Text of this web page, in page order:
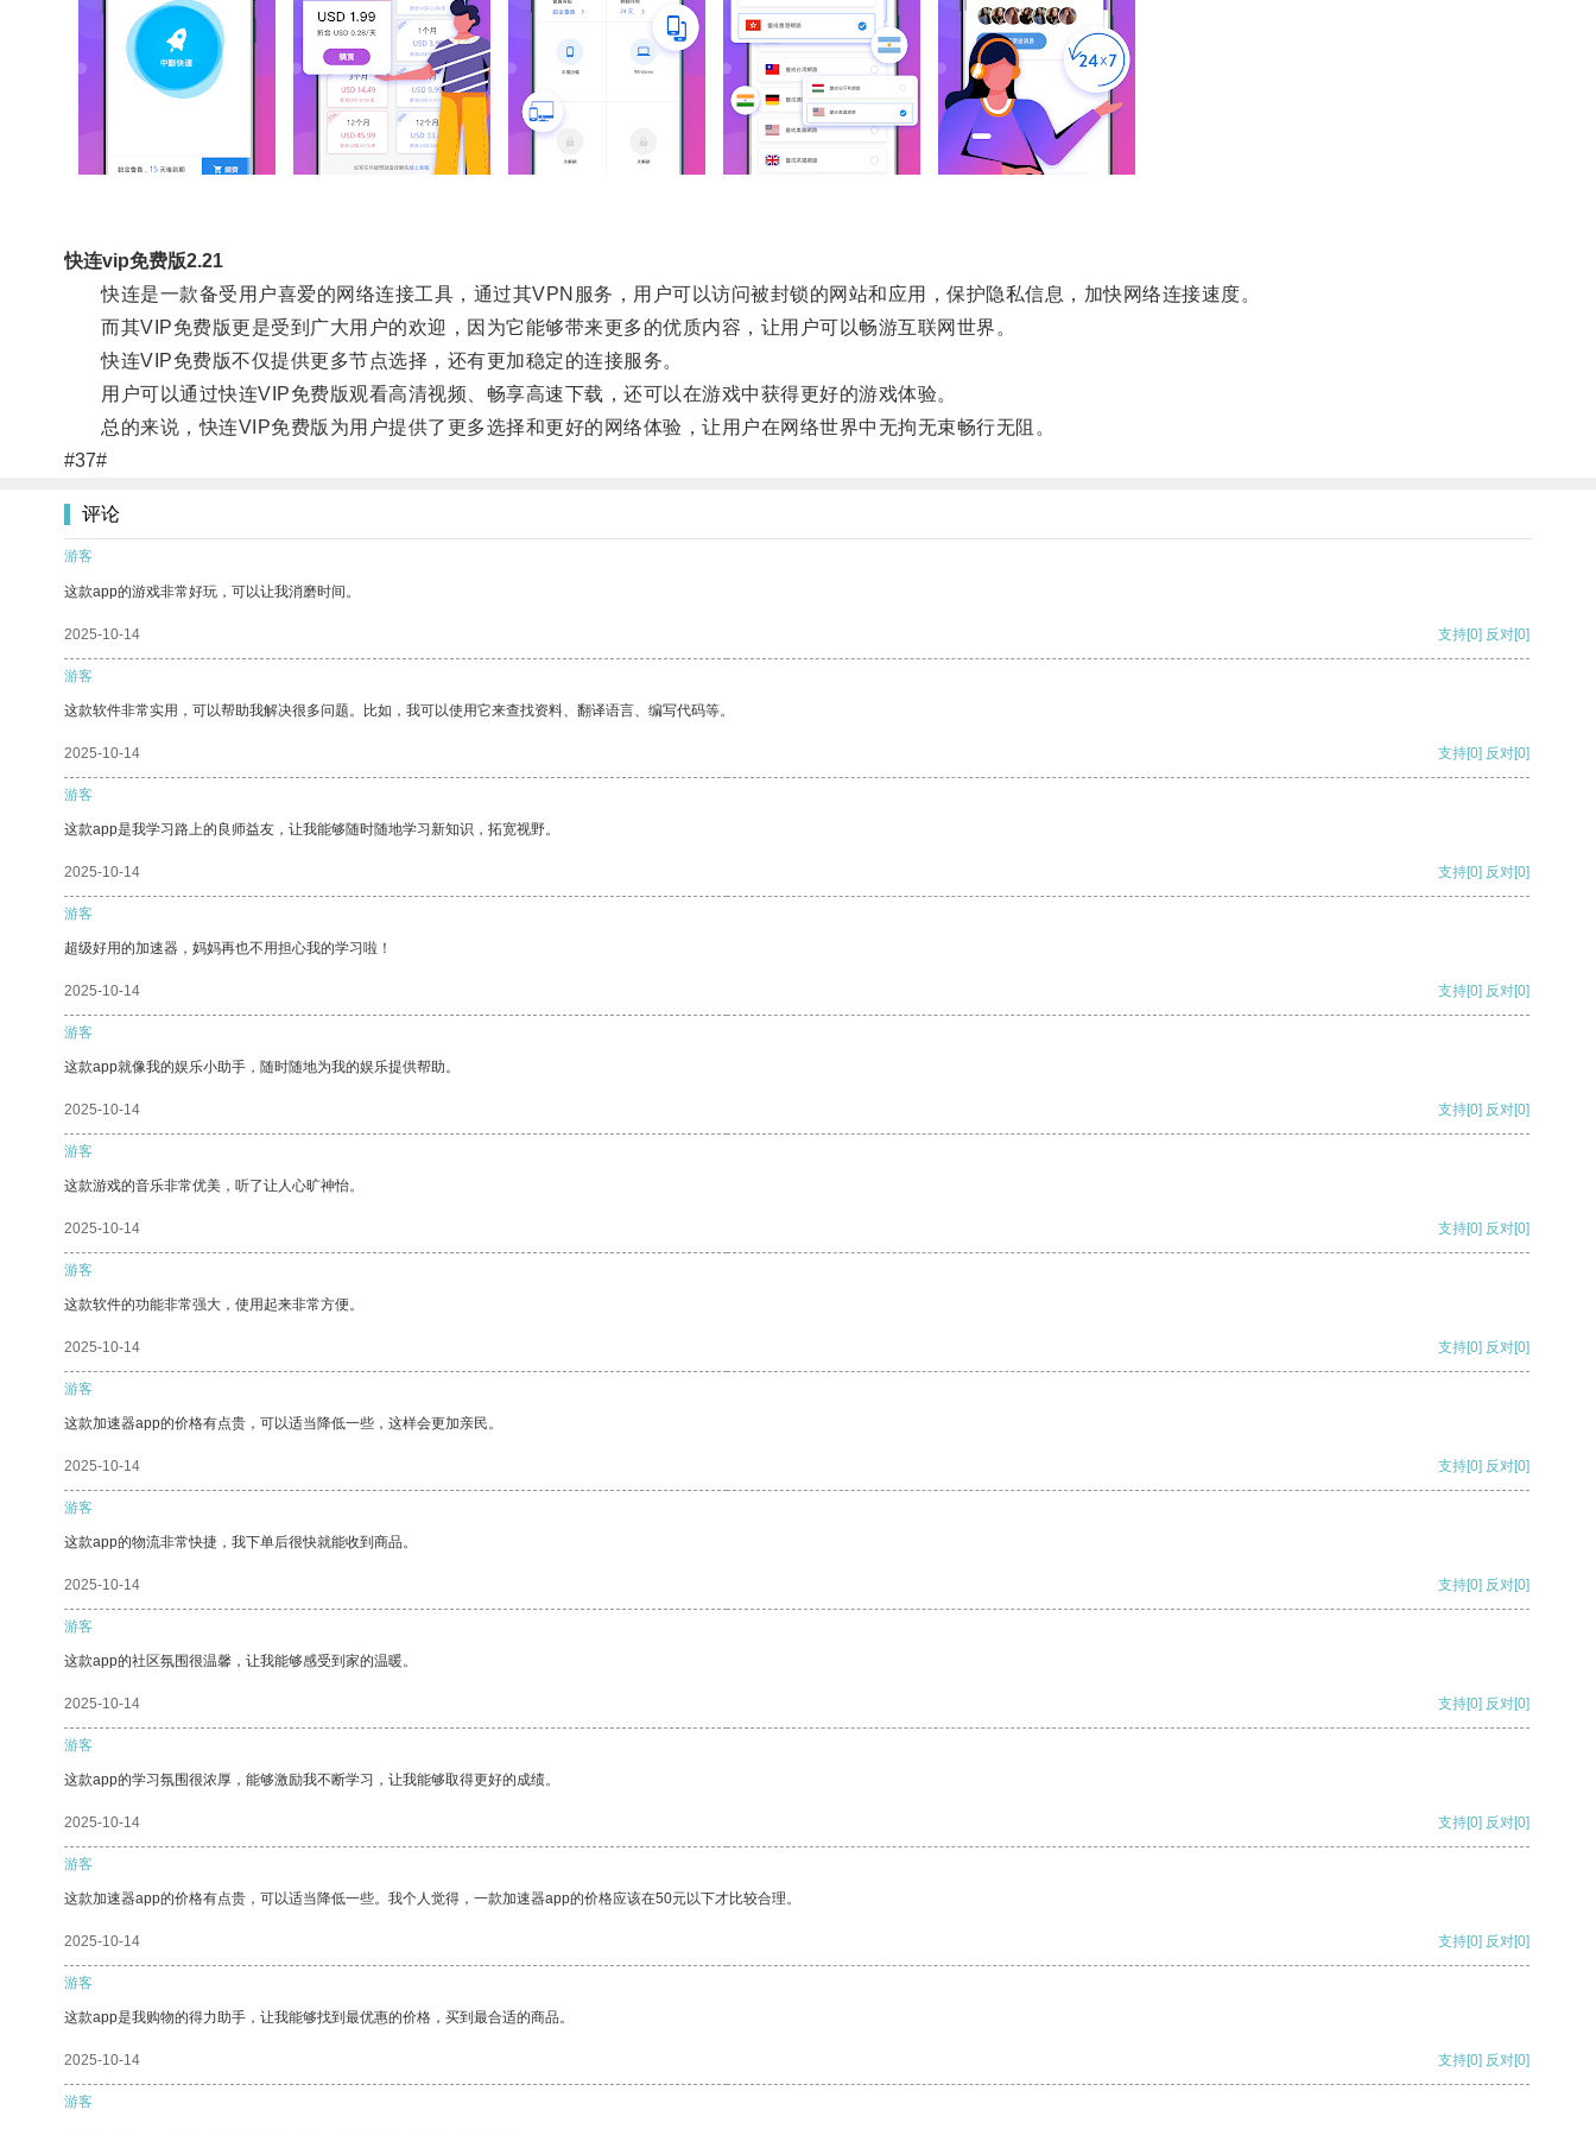
快连vip免费版2.21
快连是一款备受用户喜爱的网络连接工具，通过其VPN服务，用户可以访问被封锁的网站和应用，保护隐私信息，加快网络连接速度。
而其VIP免费版更是受到广大用户的欢迎，因为它能够带来更多的优质内容，让用户可以畅游互联网世界。
快连VIP免费版不仅提供更多节点选择，还有更加稳定的连接服务。
用户可以通过快连VIP免费版观看高清视频、畅享高速下载，还可以在游戏中获得更好的游戏体验。
总的来说，快连VIP免费版为用户提供了更多选择和更好的网络体验，让用户在网络世界中无拘无束畅行无阻。
#37#
评论
游客
这款app的游戏非常好玩，可以让我消磨时间。
2025-10-14 支持[0] 反对[0]
游客
这款软件非常实用，可以帮助我解决很多问题。比如，我可以使用它来查找资料、翻译语言、编写代码等。
2025-10-14 支持[0] 反对[0]
游客
这款app是我学习路上的良师益友，让我能够随时随地学习新知识，拓宽视野。
2025-10-14 支持[0] 反对[0]
游客
超级好用的加速器，妈妈再也不用担心我的学习啦！
2025-10-14 支持[0] 反对[0]
游客
这款app就像我的娱乐小助手，随时随地为我的娱乐提供帮助。
2025-10-14 支持[0] 反对[0]
游客
这款游戏的音乐非常优美，听了让人心旷神怡。
2025-10-14 支持[0] 反对[0]
游客
这款软件的功能非常强大，使用起来非常方便。
2025-10-14 支持[0] 反对[0]
游客
这款加速器app的价格有点贵，可以适当降低一些，这样会更加亲民。
2025-10-14 支持[0] 反对[0]
游客
这款app的物流非常快捷，我下单后很快就能收到商品。
2025-10-14 支持[0] 反对[0]
游客
这款app的社区氛围很温馨，让我能够感受到家的温暖。
2025-10-14 支持[0] 反对[0]
游客
这款app的学习氛围很浓厚，能够激励我不断学习，让我能够取得更好的成绩。
2025-10-14 支持[0] 反对[0]
游客
这款加速器app的价格有点贵，可以适当降低一些。我个人觉得，一款加速器app的价格应该在50元以下才比较合理。
2025-10-14 支持[0] 反对[0]
游客
这款app是我购物的得力助手，让我能够找到最优惠的价格，买到最合适的商品。
2025-10-14 支持[0] 反对[0]
游客